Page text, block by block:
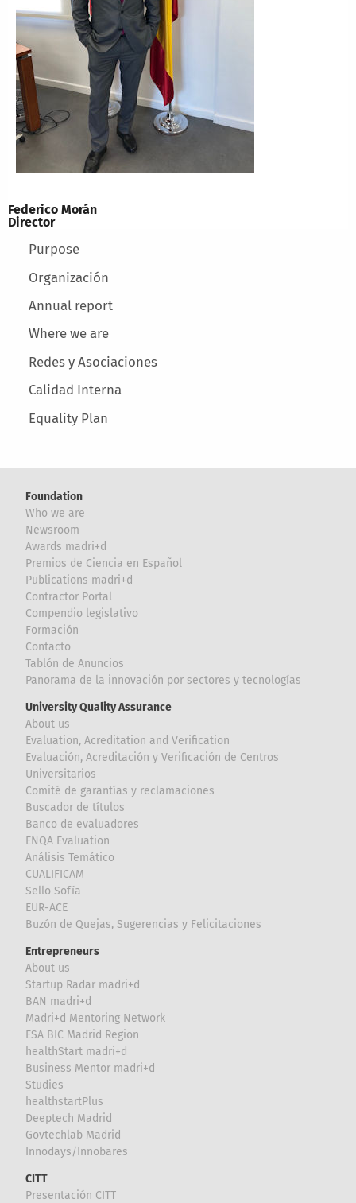
Main menu
Purpose
Organización
Annual report
Where we are
Redes y Asociaciones
Calidad Interna
Equality Plan
Federico Morán
Director
Foundation
Who we are
Newsroom
Awards madri+d
Premios de Ciencia en Español
Publications madri+d
Contractor Portal
Compendio legislativo
Formación
Contacto
Tablón de Anuncios
Panorama de la innovación por sectores y tecnologías
University Quality Assurance
About us
Evaluation, Acreditation and Verification
Evaluación, Acreditación y Verificación de Centros
Universitarios
Comité de garantías y reclamaciones
Buscador de títulos
Banco de evaluadores
ENQA Evaluation
Análisis Temático
CUALIFICAM
Sello Sofía
EUR-ACE
Buzón de Quejas, Sugerencias y Felicitaciones
Entrepreneurs
About us
Startup Radar madri+d
BAN madri+d
Madri+d Mentoring Network
ESA BIC Madrid Region
healthStart madri+d
Business Mentor madri+d
Studies
healthstartPlus
Deeptech Madrid
Govtechlab Madrid
Innodays/Innobares
CITT
Presentación CITT